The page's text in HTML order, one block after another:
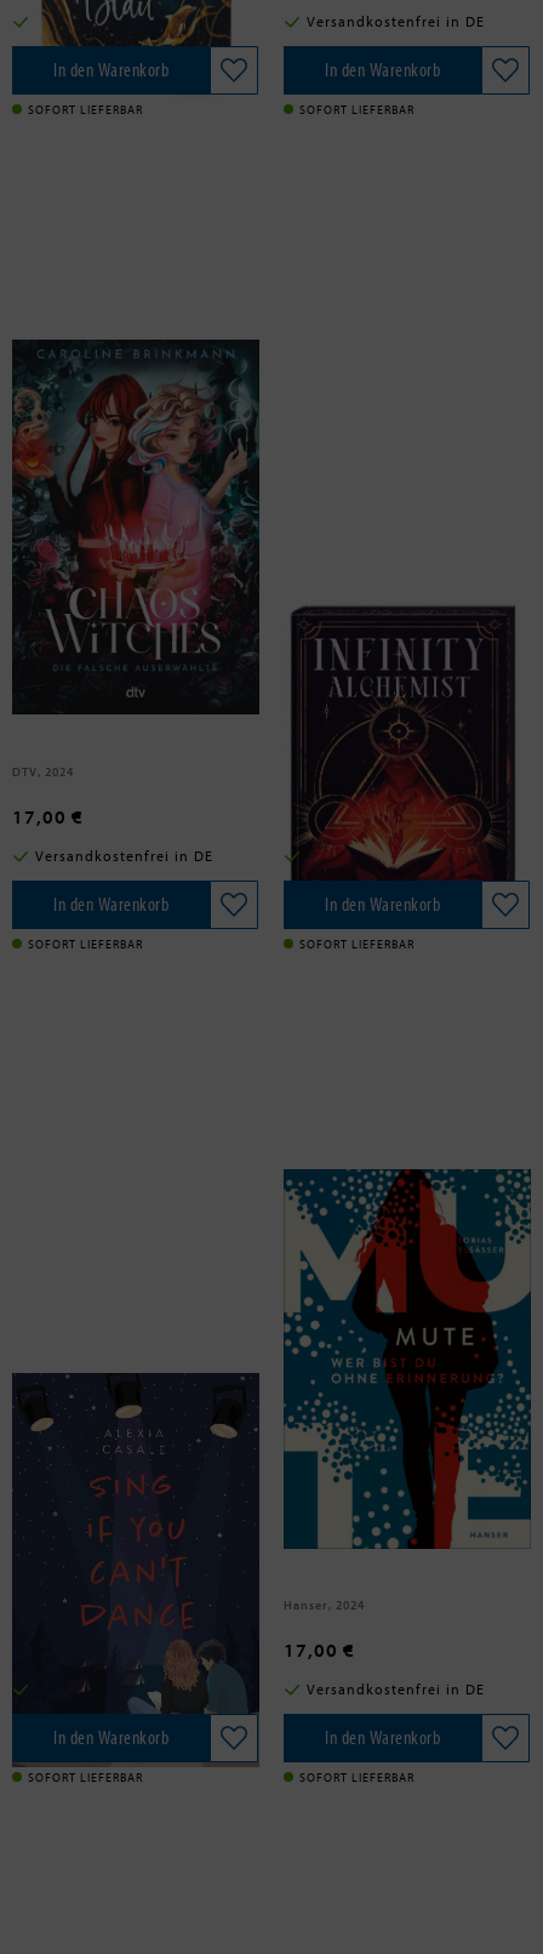
Versandkostenfrei in DE
In den Warenkorb
SOFORT LIEFERBAR
Versandkostenfrei in DE
In den Warenkorb
SOFORT LIEFERBAR
Brinkmann, Caroline
DTV, 2024
17,00 €
Versandkostenfrei in DE
In den Warenkorb
SOFORT LIEFERBAR
Callender, Kacen
Infinity Alchemist
Band 1
Karibu, 2024
19,99 €
Versandkostenfrei in DE
In den Warenkorb
SOFORT LIEFERBAR
Casale, Alexia
Sing If You Can't Dance
Carlsen Verlag GmbH, 2024
Versandkostenfrei in DE
In den Warenkorb
SOFORT LIEFERBAR
Elsäßer, Tobias
Mute - Wer bist du ohne
Erinnerung?
Hanser, 2024
17,00 €
Versandkostenfrei in DE
In den Warenkorb
SOFORT LIEFERBAR